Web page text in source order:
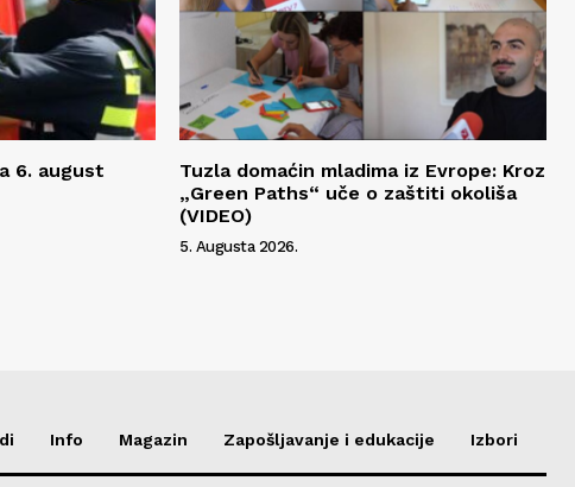
6. august
Tuzla domaćin mladima iz Evrope: Kroz
„Green Paths“ uče o zaštiti okoliša
(VIDEO)
5. Augusta 2026.
Info Magazin Zapošljavanje i edukacije Izbori